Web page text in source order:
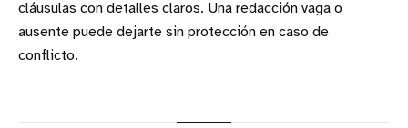
cláusulas con detalles claros. Una redacción vaga o
ausente puede dejarte sin protección en caso de
conflicto.